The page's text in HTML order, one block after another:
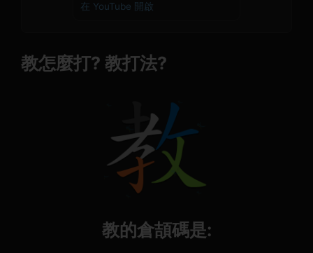
在 YouTube 開啟
教怎麼打? 教打法?
教的倉頡碼是: